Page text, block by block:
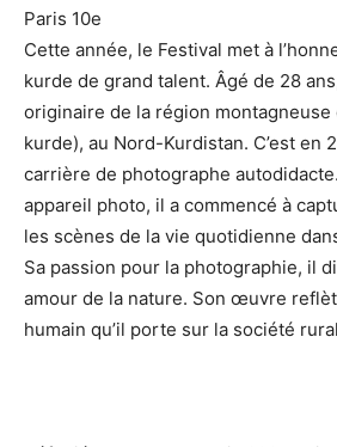
Paris 10e
Cette année, le Festival met à
kurde de grand talent. Âgé de 28
originaire de la région
kurde), au Nord-Kurdistan. C’est en
carrière de photographe
appareil photo, il a commencé à
les scènes de la vie quotidienne
Sa passion pour la photographie, il
amour de la nature. Son œuvre
humain qu’il porte sur la société